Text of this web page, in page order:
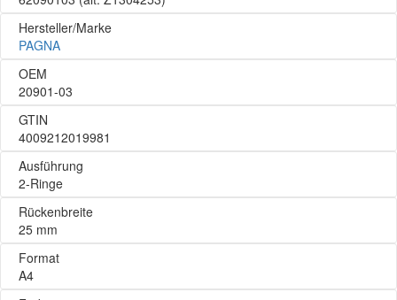
Hersteller/Marke
PAGNA
OEM
20901-03
GTIN
4009212019981
Ausführung
2-Ringe
Rückenbreite
25 mm
Format
A4